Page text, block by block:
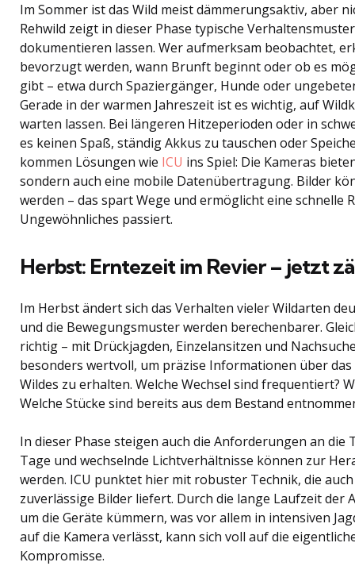
Im Sommer ist das Wild meist dämmerungsaktiv, aber
Rehwild zeigt in dieser Phase typische
dokumentieren lassen. Wer aufmerksam beobachtet,
bevorzugt werden, wann Brunft beginnt oder ob es
gibt – etwa durch Spaziergänger, Hunde oder
Gerade in der warmen Jahreszeit ist es wichtig, auf
warten lassen. Bei längeren Hitzeperioden oder in
es keinen Spaß, ständig Akkus zu tauschen oder
kommen Lösungen wie ICU ins Spiel: Die Kameras
sondern auch eine mobile Datenübertragung. Bilder
werden – das spart Wege und ermöglicht eine schnelle
Ungewöhnliches passiert.
Herbst: Erntezeit im Revier – jetzt
Im Herbst ändert sich das Verhalten vieler Wildarten
und die Bewegungsmuster werden berechenbarer.
richtig – mit Drückjagden, Einzelansitzen und
besonders wertvoll, um präzise Informationen über
Wildes zu erhalten. Welche Wechsel sind frequentiert?
Welche Stücke sind bereits aus dem Bestand
In dieser Phase steigen auch die Anforderungen an die
Tage und wechselnde Lichtverhältnisse können zur
werden. ICU punktet hier mit robuster Technik, die
zuverlässige Bilder liefert. Durch die lange Laufzeit der
um die Geräte kümmern, was vor allem in intensiven
auf die Kamera verlässt, kann sich voll auf die
Kompromisse.